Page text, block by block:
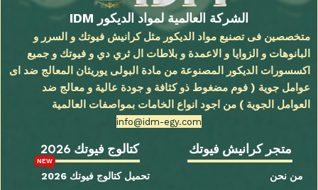
الشركة العالمية لمواد الديكور IDM
متخصصين فى تصنيع مواد الديكور مثل كرانيش فيوتك و السرر و
البانوهات و الزوايا و الاعمدة و بلاطات ال ثري دي و فيوتك و جميع
اكسسورات الديكور المصنوعة من مادة البولى يوريثان المعالج ضد اى
عوامل جوية ( فوم مضغوط ذو كثافة و جودة عالية و معالج ضد
العوامل الجوية ) من اجود انواع الخامات بمواصفات العالمية
info@idm-egy.com
متجر كرانيش فيوتك
من نحن
كتالوج فيوتك 2026
تحميل كتالوج فيوتك 2026
NEW